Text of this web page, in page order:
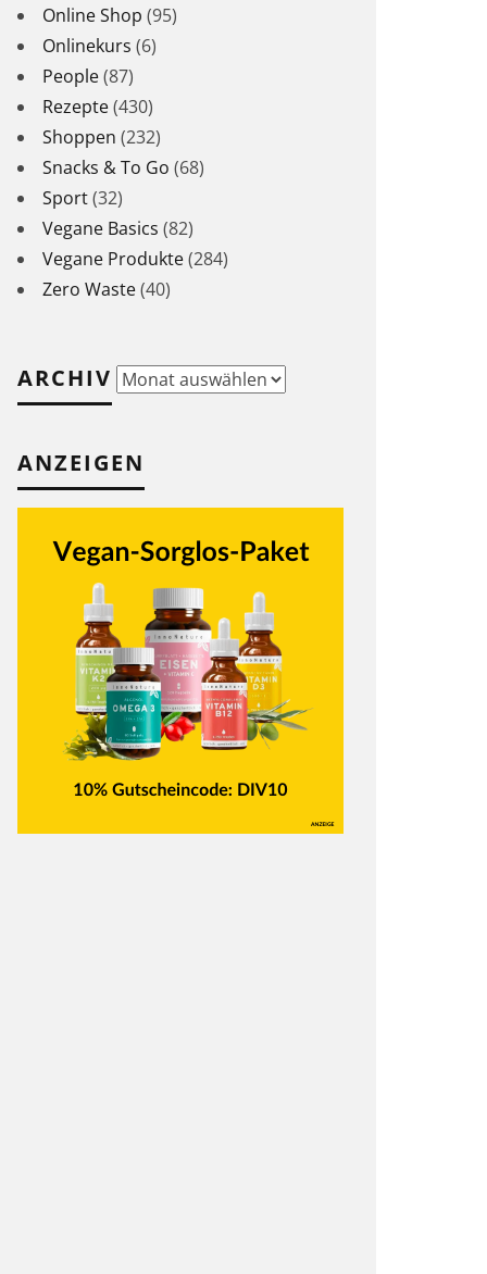
Online Shop (95)
Onlinekurs (6)
People(87)
Rezepte(430)
Shoppen (232)
Snacks & To Go (68)
Sport(32)
Vegane Basics (82)
Vegane Produkte(284)
Zero Waste(40)
ARCHIV Archiv
ANZEIGEN